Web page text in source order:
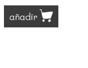
añadir